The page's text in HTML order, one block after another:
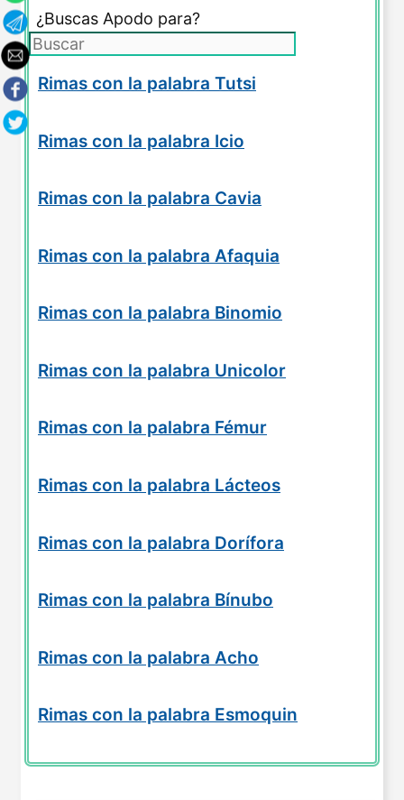
¿Buscas Apodo para?
Rimas con la palabra Tutsi
Rimas con la palabra Icio
Rimas con la palabra Cavia
Rimas con la palabra Afaquia
Rimas con la palabra Binomio
Rimas con la palabra Unicolor
Rimas con la palabra Fémur
Rimas con la palabra Lácteos
Rimas con la palabra Dorífora
Rimas con la palabra Bínubo
Rimas con la palabra Acho
Rimas con la palabra Esmoquin